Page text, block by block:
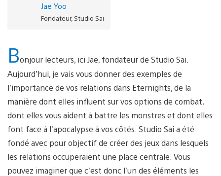
Jae Yoo
Fondateur, Studio Sai
Bonjour lecteurs, ici Jae, fondateur de Studio Sai.
Aujourd’hui, je vais vous donner des exemples de
l’importance de vos relations dans Eternights, de la
manière dont elles influent sur vos options de combat,
dont elles vous aident à battre les monstres et dont elles
font face à l’apocalypse à vos côtés. Studio Sai a été
fondé avec pour objectif de créer des jeux dans lesquels
les relations occuperaient une place centrale. Vous
pouvez imaginer que c’est donc l’un des éléments les